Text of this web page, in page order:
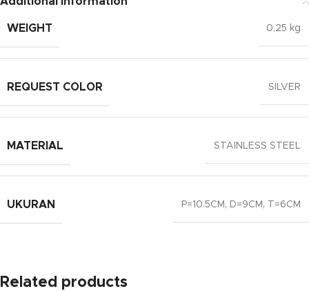
WEIGHT 0,25 kg
REQUEST COLOR SILVER
MATERIAL STAINLESS STEEL
UKURAN P=10.5CM, D=9CM, T=6CM
Related products